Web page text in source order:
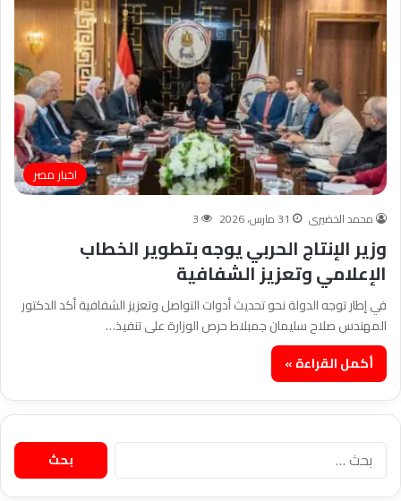
اخبار مصر
محمد الخضيرى 31 مارس، 2026 3
وزير الإنتاج الحربي يوجه بتطوير الخطاب
الإعلامي وتعزيز الشفافية
في إطار توجه الدولة نحو تحديث أدوات التواصل وتعزيز الشفافية أكد الدكتور
المهندس صلاح سليمان جمبلاط حرص الوزارة على تنفيذ…
أكمل القراءة »
البحث
عن: